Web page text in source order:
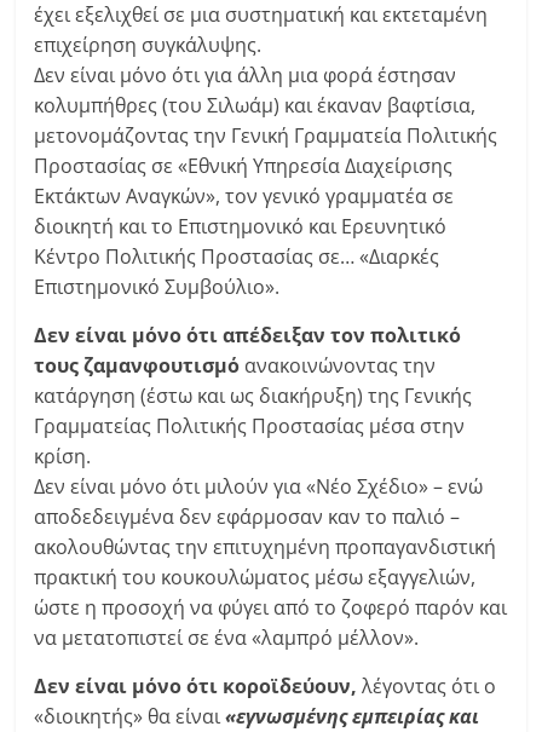
έχει εξελιχθεί σε μια συστηματική και εκτεταμένη
επιχείρηση συγκάλυψης.
Δεν είναι μόνο ότι για άλλη μια φορά έστησαν
κολυμπήθρες (του Σιλωάμ) και έκαναν βαφτίσια,
μετονομάζοντας την Γενική Γραμματεία Πολιτικής
Προστασίας σε «Εθνική Υπηρεσία Διαχείρισης
Εκτάκτων Αναγκών», τον γενικό γραμματέα σε
διοικητή και το Επιστημονικό και Ερευνητικό
Κέντρο Πολιτικής Προστασίας σε… «Διαρκές
Επιστημονικό Συμβούλιο».
Δεν είναι μόνο ότι απέδειξαν τον πολιτικό
τους ζαμανφουτισμό ανακοινώνοντας την
κατάργηση (έστω και ως διακήρυξη) της Γενικής
Γραμματείας Πολιτικής Προστασίας μέσα στην
κρίση.
Δεν είναι μόνο ότι μιλούν για «Νέο Σχέδιο» – ενώ
αποδεδειγμένα δεν εφάρμοσαν καν το παλιό –
ακολουθώντας την επιτυχημένη προπαγανδιστική
πρακτική του κουκουλώματος μέσω εξαγγελιών,
ώστε η προσοχή να φύγει από το ζοφερό παρόν και
να μετατοπιστεί σε ένα «λαμπρό μέλλον».
Δεν είναι μόνο ότι κοροϊδεύουν, λέγοντας ότι ο
«διοικητής» θα είναι«εγνωσμένης εμπειρίας και